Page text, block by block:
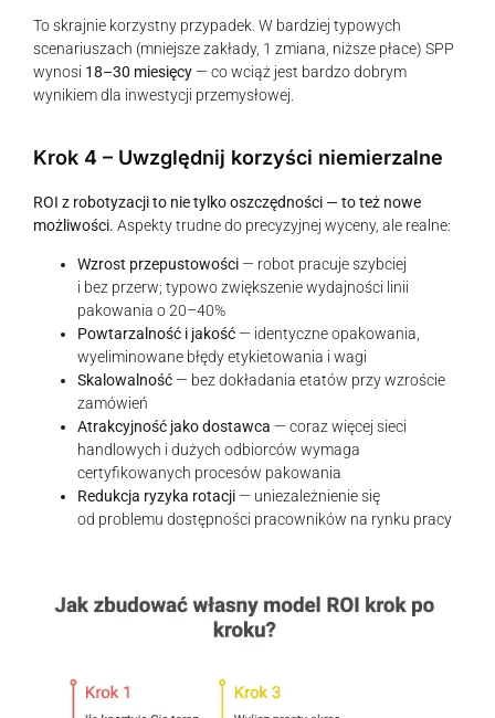
To skrajnie korzystny przypadek. W bardziej typowych
scenariuszach (mniejsze zakłady, 1 zmiana, niższe płace) SPP
wynosi 18–30 miesięcy — co wciąż jest bardzo dobrym
wynikiem dla inwestycji przemysłowej.
Krok 4 – Uwzględnij korzyści niemierzalne
ROI z robotyzacji to nie tylko oszczędności — to też nowe
możliwości. Aspekty trudne do precyzyjnej wyceny, ale realne:
Wzrost przepustowości — robot pracuje szybciej
i bez przerw; typowo zwiększenie wydajności linii
pakowania o 20–40%
Powtarzalność i jakość — identyczne opakowania,
wyeliminowane błędy etykietowania i wagi
Skalowalność — bez dokładania etatów przy wzroście
zamówień
Atrakcyjność jako dostawca — coraz więcej sieci
handlowych i dużych odbiorców wymaga
certyfikowanych procesów pakowania
Redukcja ryzyka rotacji — uniezależnienie się
od problemu dostępności pracowników na rynku pracy